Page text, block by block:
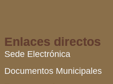
Enlaces directos
Sede Electrónica
Documentos Municipales